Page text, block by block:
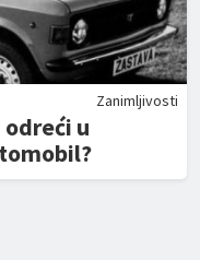
Zanimljivosti
u